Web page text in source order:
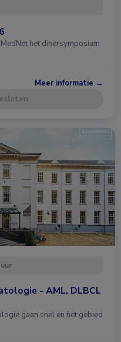
het dinersymposium
Meer informatie →
- AML, DLBCL
gaan snel en het gebied